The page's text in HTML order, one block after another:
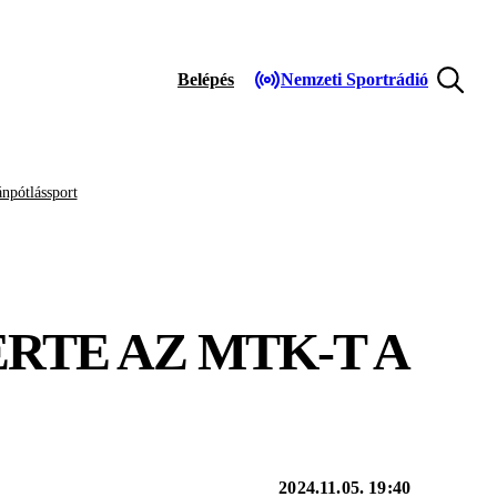
Belépés Nemzeti Sportrádió
AZ MTK-T A
2024.11.05. 19:40